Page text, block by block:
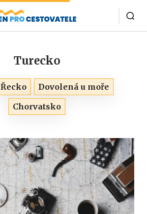
Turecko
Řecko
Dovolená u moře
Chorvatsko